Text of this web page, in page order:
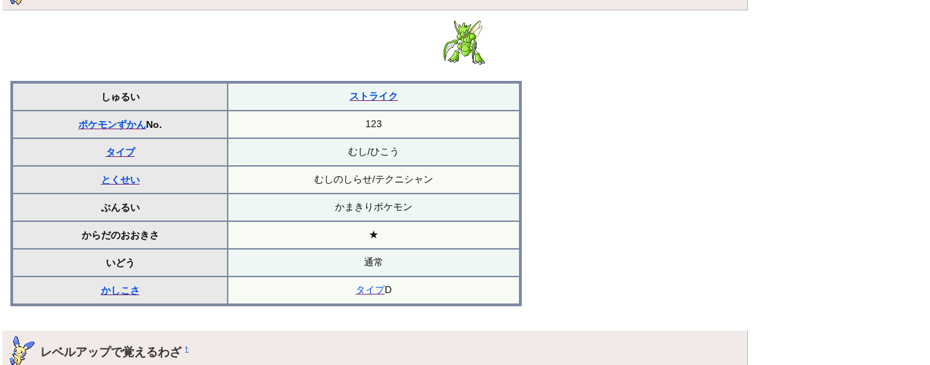
しゅるい ストライク
ポケモンずかんNo. 123
タイプ むし/ひこう
とくせい むしのしらせ/テクニシャン
ぶんるい かまきりポケモン
からだのおおきさ ★
いどう 通常
かしこさ タイプD
レベルアップで覚えるわざ†